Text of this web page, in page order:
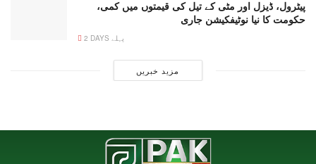
پیٹرول، ڈیزل اور مٹی کے تیل کی قیمتوں میں کمی،
حکومت کا نیا نوٹیفکیشن جاری
2 DAYS پہلے
مزید خبریں